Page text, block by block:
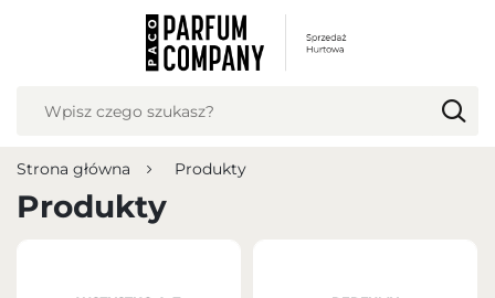
Strona główna Produkty
Produkty
USTAWIENIA REGIONALNE
Język
polski